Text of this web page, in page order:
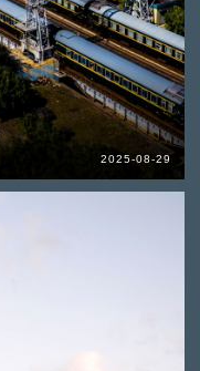
2025-08-29